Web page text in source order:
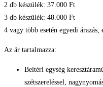
2 db készülék: 37.000 Ft
3 db készülék: 48.000 Ft
4 vagy több esetén egyedi
Az ár tartalmazza:
Beltéri egység
szétszereléssel,